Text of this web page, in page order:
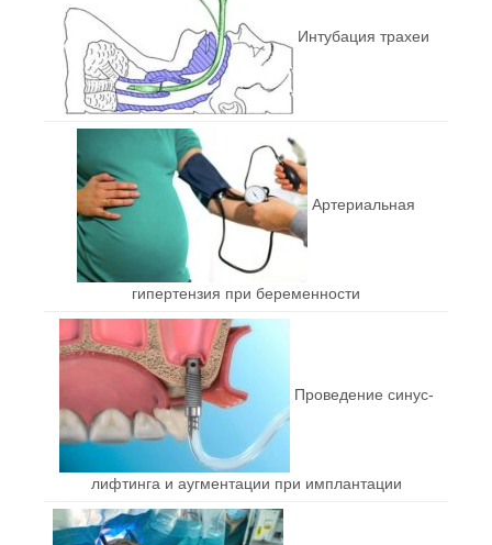
Интубация трахеи
Артериальная
гипертензия при беременности
Проведение синус-
лифтинга и аугментации при имплантации